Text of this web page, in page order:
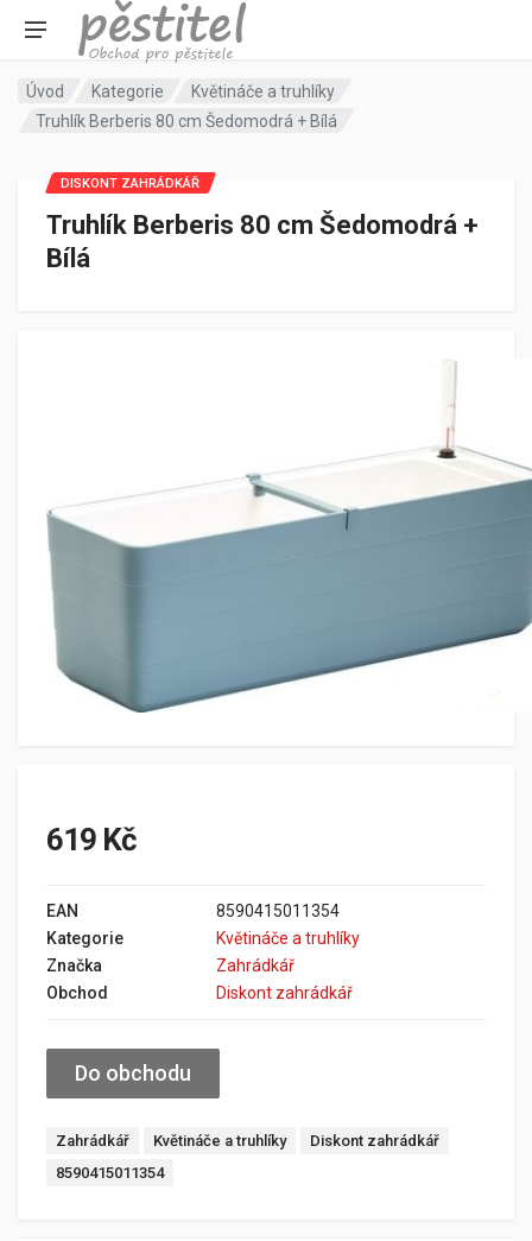
Úvod Kategorie
Květináče a truhlíky
Truhlík Berberis 80 cm Šedomodrá + Bílá
Truhlík Berberis 80 cm Šedomodrá +
Bílá
DISKONT ZAHRÁDKÁŘ
619 Kč
EAN
8590415011354
Kategorie
Květináče a truhlíky
Značka
Zahrádkář
Obchod
Diskont zahrádkář
Do obchodu
Zahrádkář Květináče a truhlíky
Diskont zahrádkář
8590415011354